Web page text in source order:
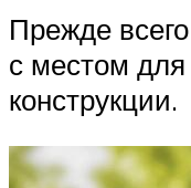
Прежде
с местом для
конструкции.